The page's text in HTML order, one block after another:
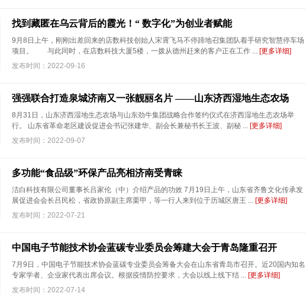
找到藏匿在乌云背后的霞光！“ 数字化”为创业者赋能
9月8日上午，刚刚出差回来的店数科技创始人宋霄飞马不停蹄地召集团队着手研究智慧停车场
项目。 与此同时，在店数科技大厦5楼，一拨从德州赶来的客户正在工作 ... [更多详细]
发布时间：2022-09-16
强强联合打造泉城济南又一张靓丽名片 ——山东济西湿地生态农场
8月31日，山东济西湿地生态农场与山东劲牛集团战略合作签约仪式在济西湿地生态农场举
行。 山东省革命老区建设促进会书记张建华、副会长兼秘书长王波、副秘 ... [更多详细]
发布时间：2022-09-07
多功能“食品级”环保产品亮相济南受青睐
洁白科技有限公司董事长吕家伦（中）介绍产品的功效 7月19日上午，山东省齐鲁文化传承发
展促进会会长吕民松，省政协原副主席栗甲，等一行人来到位于历城区唐王 ... [更多详细]
发布时间：2022-07-21
中国电子节能技术协会蓝碳专业委员会筹建大会于青岛隆重召开
7月9日，中国电子节能技术协会蓝碳专业委员会筹备大会在山东省青岛市召开。近20国内知名
专家学者、企业家代表出席会议。根据疫情防控要求，大会以线上线下结 ... [更多详细]
发布时间：2022-07-14